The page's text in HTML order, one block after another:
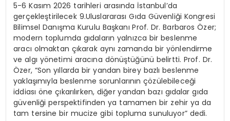
5-6 Kasım 2026 tarihleri arasında İstanbul’da
gerçekleştirilecek 9.Uluslararası Gıda Güvenliği Kongresi
Bilimsel Danışma Kurulu Başkanı Prof.Dr.Barbaros Özer;
modern toplumda gıdaların yalnızca bir beslenme
aracı olmaktan çıkarak aynı zamanda bir yönlendirme
ve algı yönetimi aracına dönüştüğünü belirtti. Prof. Dr.
Özer, “Son yıllarda bir yandan birey bazlı beslenme
yaklaşımıyla beslenme sorunlarının çözülebileceği
iddiası öne çıkarılırken, diğer yandan bazı gıdalar gıda
güvenliği perspektifinden ya tamamen bir zehir ya da
tam tersine bir mucize gibi topluma sunuluyor” dedi.